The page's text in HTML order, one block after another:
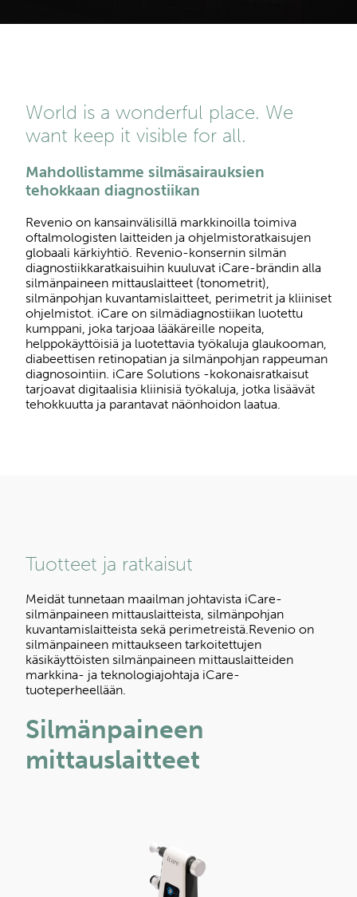
World is a wonderful place. We
want keep it visible for all.
Mahdollistamme silmäsairauksien
tehokkaan diagnostiikan
Revenio on kansainvälisillä markkinoilla toimiva
oftalmologisten laitteiden ja ohjelmistoratkaisujen
globaali kärkiyhtiö. Revenio-konsernin silmän
diagnostiikkaratkaisuihin kuuluvat iCare-brändin alla
silmänpaineen mittauslaitteet (tonometrit),
silmänpohjan kuvantamislaitteet, perimetrit ja kliiniset
ohjelmistot. iCare on silmädiagnostiikan luotettu
kumppani, joka tarjoaa lääkäreille nopeita,
helppokäyttöisiä ja luotettavia työkaluja glaukooman,
diabeettisen retinopatian ja silmänpohjan rappeuman
diagnosointiin. iCare Solutions -kokonaisratkaisut
tarjoavat digitaalisia kliinisiä työkaluja, jotka lisäävät
tehokkuutta ja parantavat näönhoidon laatua.
Tuotteet ja ratkaisut
Meidät tunnetaan maailman johtavista iCare-
silmänpaineen mittauslaitteista, silmänpohjan
kuvantamislaitteista sekä perimetreistä.Revenio on
silmänpaineen mittaukseen tarkoitettujen
käsikäyttöisten silmänpaineen mittauslaitteiden
markkina- ja teknologiajohtaja iCare-
tuoteperheellään.
Silmänpaineen
mittauslaitteet